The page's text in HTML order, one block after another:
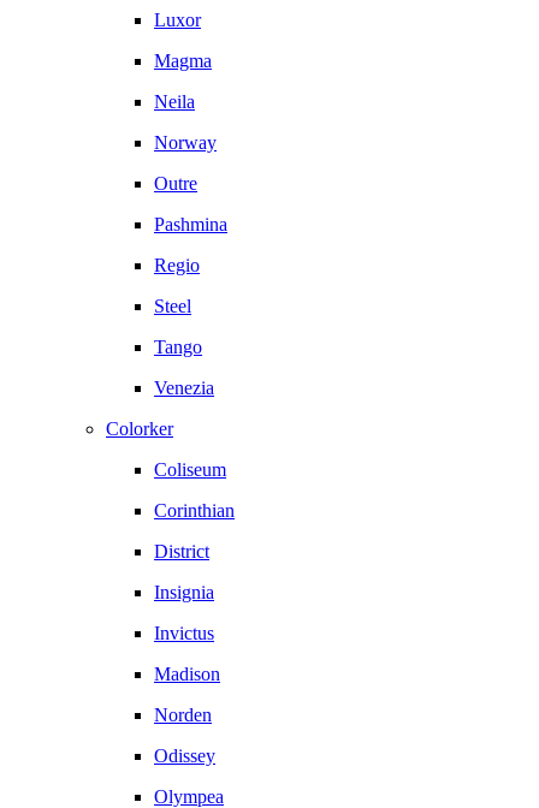
Luxor
Magma
Neila
Norway
Outre
Pashmina
Regio
Steel
Tango
Venezia
Colorker
Coliseum
Corinthian
District
Insignia
Invictus
Madison
Norden
Odissey
Olympea